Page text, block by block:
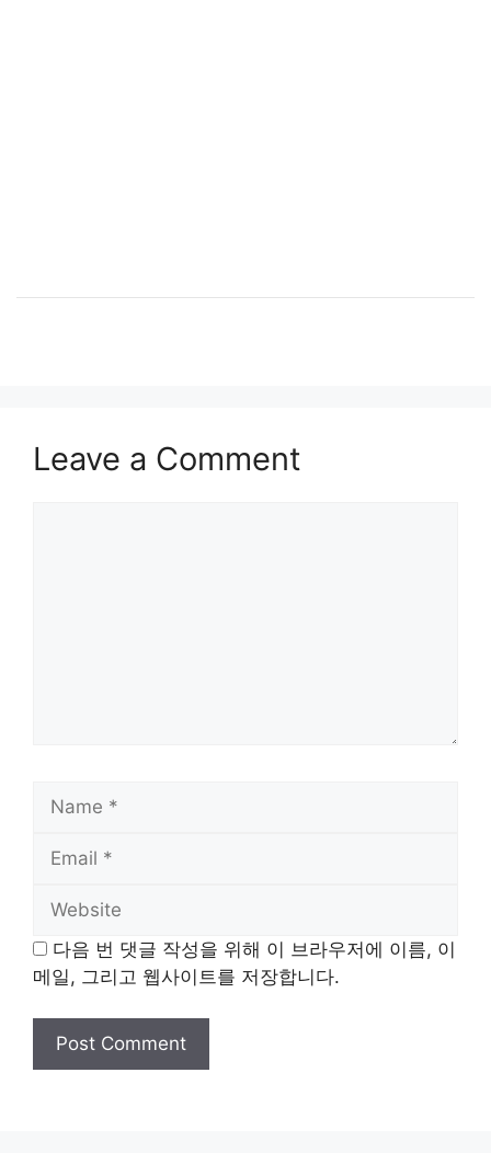
Leave a Comment
다음 번 댓글 작성을 위해 이 브라우저에 이름, 이
메일, 그리고 웹사이트를 저장합니다.